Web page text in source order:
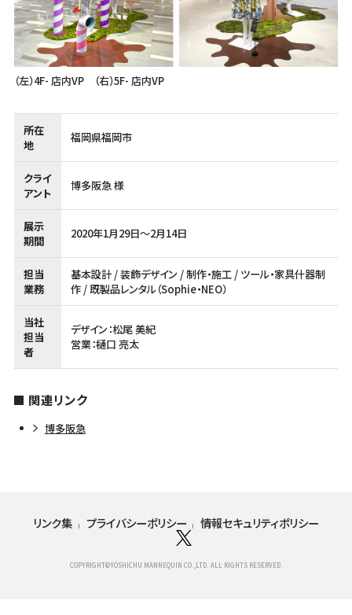
（左）4F- 店内VP （右）5F- 店内VP
所在
地
福岡県福岡市
クライ
アント
博多阪急 様
展示
期間
2020年1月29日～2月14日
担当
業務
基本設計 / 装飾デザイン / 制作・施工 / ツール・家具什器制
作 / 既製品レンタル（Sophie・NEO）
当社
担当
者
デザイン：松尾 美紀
営業：樋口 亮太
関連リンク
博多阪急
リンク集 プライバシーポリシー 情報セキュリティポリシー
COPYRIGHT©YOSHICHU MANNEQUIN CO.,LTD. ALL RIGHTS RESERVED.